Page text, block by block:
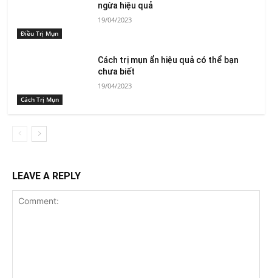
Điều Trị Mụn
ngừa hiệu quả
19/04/2023
Cách Trị Mụn
Cách trị mụn ẩn hiệu quả có thể bạn
chưa biết
19/04/2023
LEAVE A REPLY